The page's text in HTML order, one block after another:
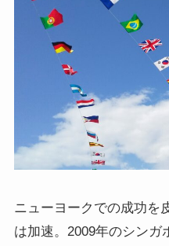
ニューヨークでの成功を
は加速。2009年のシンガ